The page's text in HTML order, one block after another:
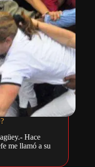
Hace
me llamó a su